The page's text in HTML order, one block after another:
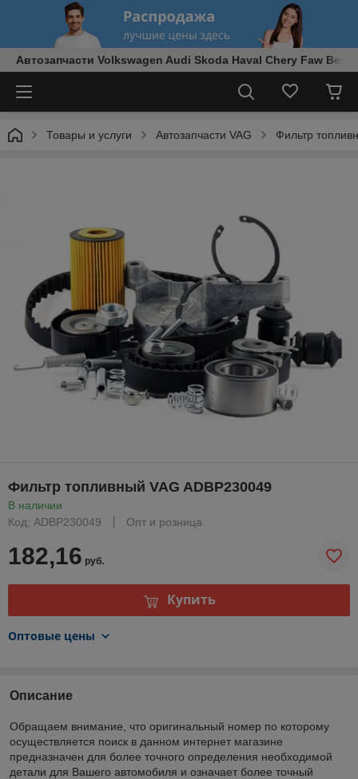
Автозапчасти Volkswagen Audi Skoda Haval Chery Faw
Товары и услуги Автозапчасти VAG Фильтр
Фильтр топливный VAG ADBP230049
В наличии
Код: ADBP230049
Опт и розница
182,16 руб.
Купить
Оптовые цены
Описание
Обращаем внимание, что оригинальный номер по которому
осуществляется поиск в данном интернет магазине
предназначен для более точного определения необходимой
детали для Вашего автомобиля и означает более точный